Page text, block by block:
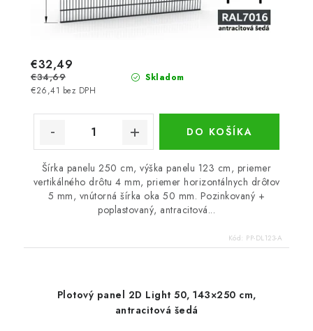
Skladom
€26,41 bez DPH
€32,49
€34,69
DO KOŠÍKA
Šírka panelu 250 cm, výška panelu 123 cm, priemer
vertikálného drôtu 4 mm, priemer horizontálnych drôtov
5 mm, vnútorná šírka oka 50 mm. Pozinkovaný +
poplastovaný, antracitová...
Kód: PP-DL123-A
Plotový panel 2D Light 50, 143×250 cm,
antracitová šedá